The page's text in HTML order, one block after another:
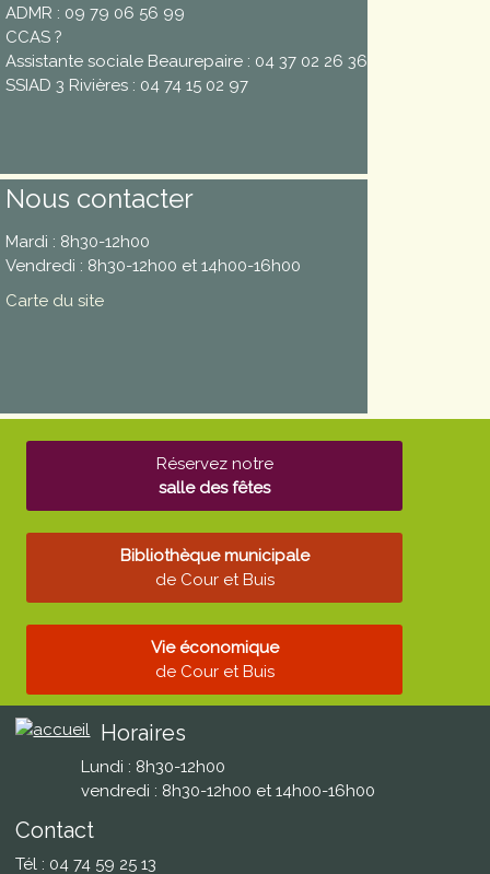
ADMR : 09 79 06 56 99
CCAS ?
Assistante sociale Beaurepaire : 04 37 02 26 36
SSIAD 3 Rivières : 04 74 15 02 97
Nous contacter
Mardi : 8h30-12h00
Vendredi : 8h30-12h00 et 14h00-16h00
Carte du site
Réservez notre
salle des fêtes
Bibliothèque municipale
de Cour et Buis
Vie économique
de Cour et Buis
Horaires
Lundi : 8h30-12h00
vendredi : 8h30-12h00 et 14h00-16h00
Contact
Tél : 04 74 59 25 13